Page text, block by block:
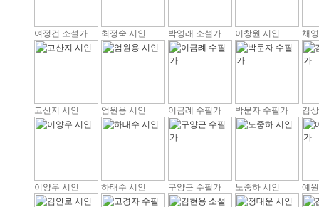
여정건 소설가 최정숙 시인 박영래 소설가 이창원 시인 채
고산지 시인 엄원용 시인 이금례 수필가 박문자 수필가 김
이양우 시인 하태수 시인 구양근 수필가 노중하 시인 예